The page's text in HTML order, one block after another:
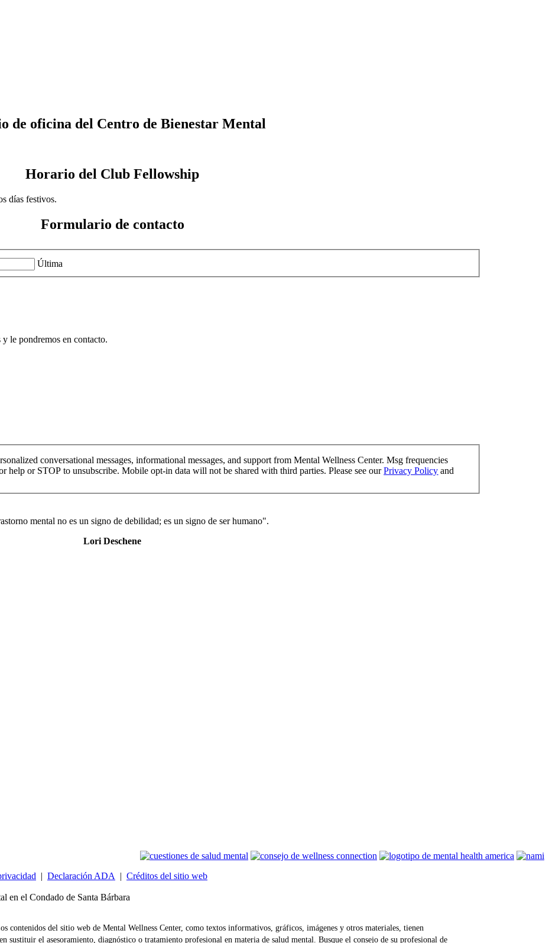
de oficina del Centro de Bienestar Mental
Horario del Club Fellowship
días festivos.
Formulario de contacto
Última
le pondremos en contacto.
conversational messages, informational messages, and support from Mental Wellness Center. Msg frequencies
help or STOP to unsubscribe. Mobile opt-in data will not be shared with third parties. Please see ourPrivacy Policy and
mental no es un signo de debilidad; es un signo de ser humano".
Lori Deschene
| Declaración ADA | Créditos del sitio web
en el Condado de Santa Bárbara
contenidos del sitio web de Mental Wellness Center, como textos informativos, gráficos, imágenes y otros materiales, tienen
sustituir el asesoramiento, diagnóstico o tratamiento profesional en materia de salud mental. Busque el consejo de su profesional de